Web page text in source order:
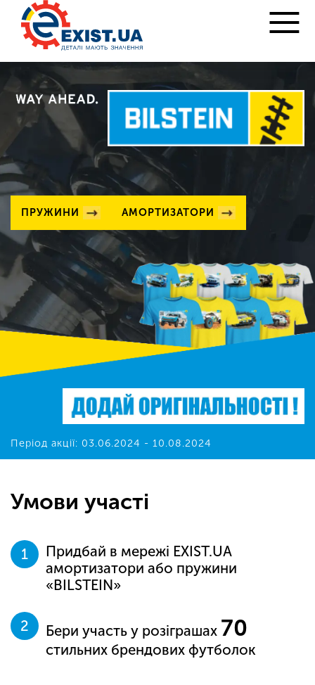
ПРУЖИНИ АМОРТИЗАТОРИ
Період акції: 03.06.2024 - 10.08.2024
Умови участі
Придбай в мережі EXIST.UA
амортизатори або пружини
«BILSTEIN»
Бери участь у розіграшах 70
стильних брендових футболок